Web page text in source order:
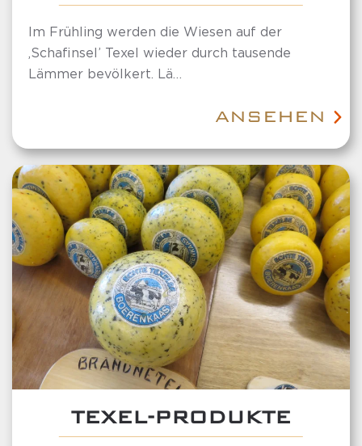
Im Frühling werden die Wiesen auf der
‚Schafinsel’ Texel wieder durch tausende
Lämmer bevölkert. Lä…
ANSEHEN
TEXEL-PRODUKTE